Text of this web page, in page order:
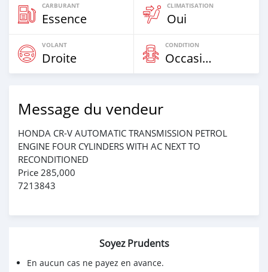
CARBURANT
Essence
CLIMATISATION
Oui
VOLANT
Droite
CONDITION
Occasion
Message du vendeur
HONDA CR-V AUTOMATIC TRANSMISSION PETROL
ENGINE FOUR CYLINDERS WITH AC NEXT TO
RECONDITIONED
Price 285,000
7213843
Soyez Prudents
En aucun cas ne payez en avance.